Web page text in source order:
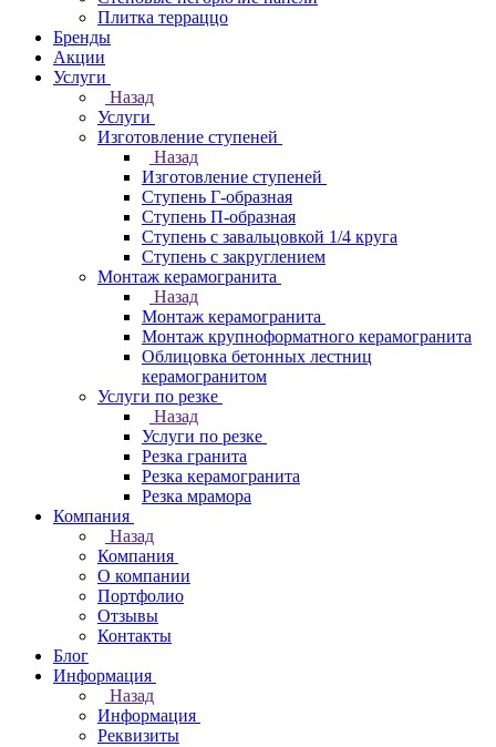
Плитка терраццо
Бренды
Акции
Услуги
Назад
Услуги
Изготовление ступеней
Назад
Изготовление ступеней
Ступень Г-образная
Ступень П-образная
Ступень с завальцовкой 1/4 круга
Ступень с закруглением
Монтаж керамогранита
Назад
Монтаж керамогранита
Монтаж крупноформатного керамогранита
Облицовка бетонных лестниц
керамогранитом
Услуги по резке
Назад
Услуги по резке
Резка гранита
Резка керамогранита
Резка мрамора
Компания
Назад
Компания
О компании
Портфолио
Отзывы
Контакты
Блог
Информация
Назад
Информация
Реквизиты